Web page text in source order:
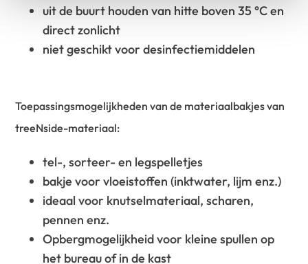
uit de buurt houden van hitte boven 35 °C en
direct zonlicht
niet geschikt voor desinfectiemiddelen
Toepassingsmogelijkheden van de materiaalbakjes van
treeNside-materiaal:
tel-, sorteer- en legspelletjes
bakje voor vloeistoffen (inktwater, lijm enz.)
ideaal voor knutselmateriaal, scharen,
pennen enz.
Opbergmogelijkheid voor kleine spullen op
het bureau of in de kast